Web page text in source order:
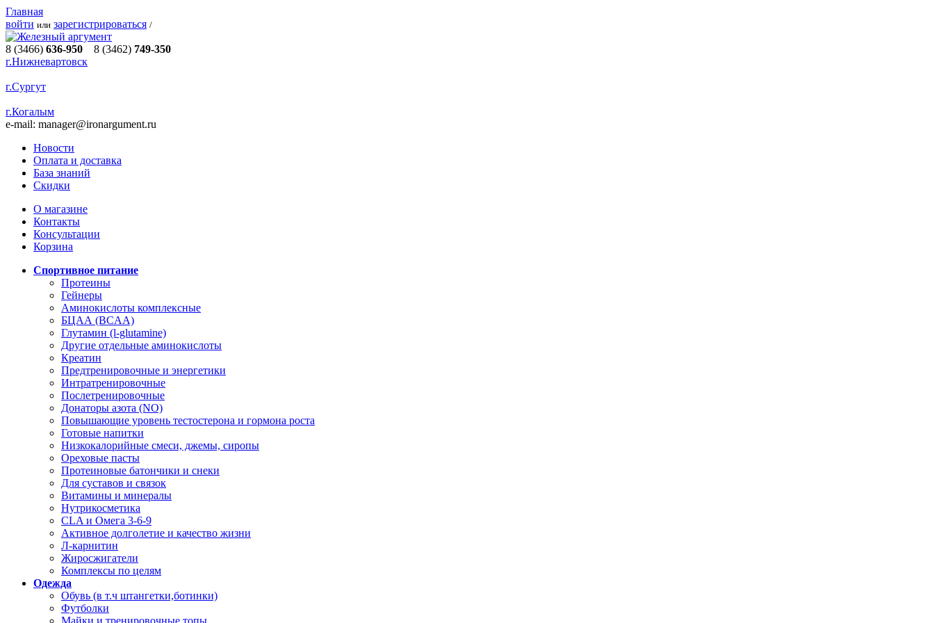
Главная
войти или зарегистрироваться /
8 (3466) 636-950 8 (3462) 749-350
г.Нижневартовск
г.Сургут
г.Когалым
e-mail: manager@ironargument.ru
Новости
Оплата и доставка
База знаний
Скидки
О магазине
Контакты
Консультации
Корзина
Спортивное питание
Протеины
Гейнеры
Аминокислоты комплексные
БЦАА (BCAA)
Глутамин (l-glutamine)
Другие отдельные аминокислоты
Креатин
Предтренировочные и энергетики
Интратренировочные
Послетренировочные
Донаторы азота (NO)
Повышающие уровень тестостерона и гормона роста
Готовые напитки
Низкокалорийные смеси, джемы, сиропы
Ореховые пасты
Протеиновые батончики и снеки
Для суставов и связок
Витамины и минералы
Нутрикосметика
CLA и Омега 3-6-9
Активное долголетие и качество жизни
Л-карнитин
Жиросжигатели
Комплексы по целям
Одежда
Обувь (в т.ч штангетки,ботинки)
Футболки
Майки и тренировочные топы